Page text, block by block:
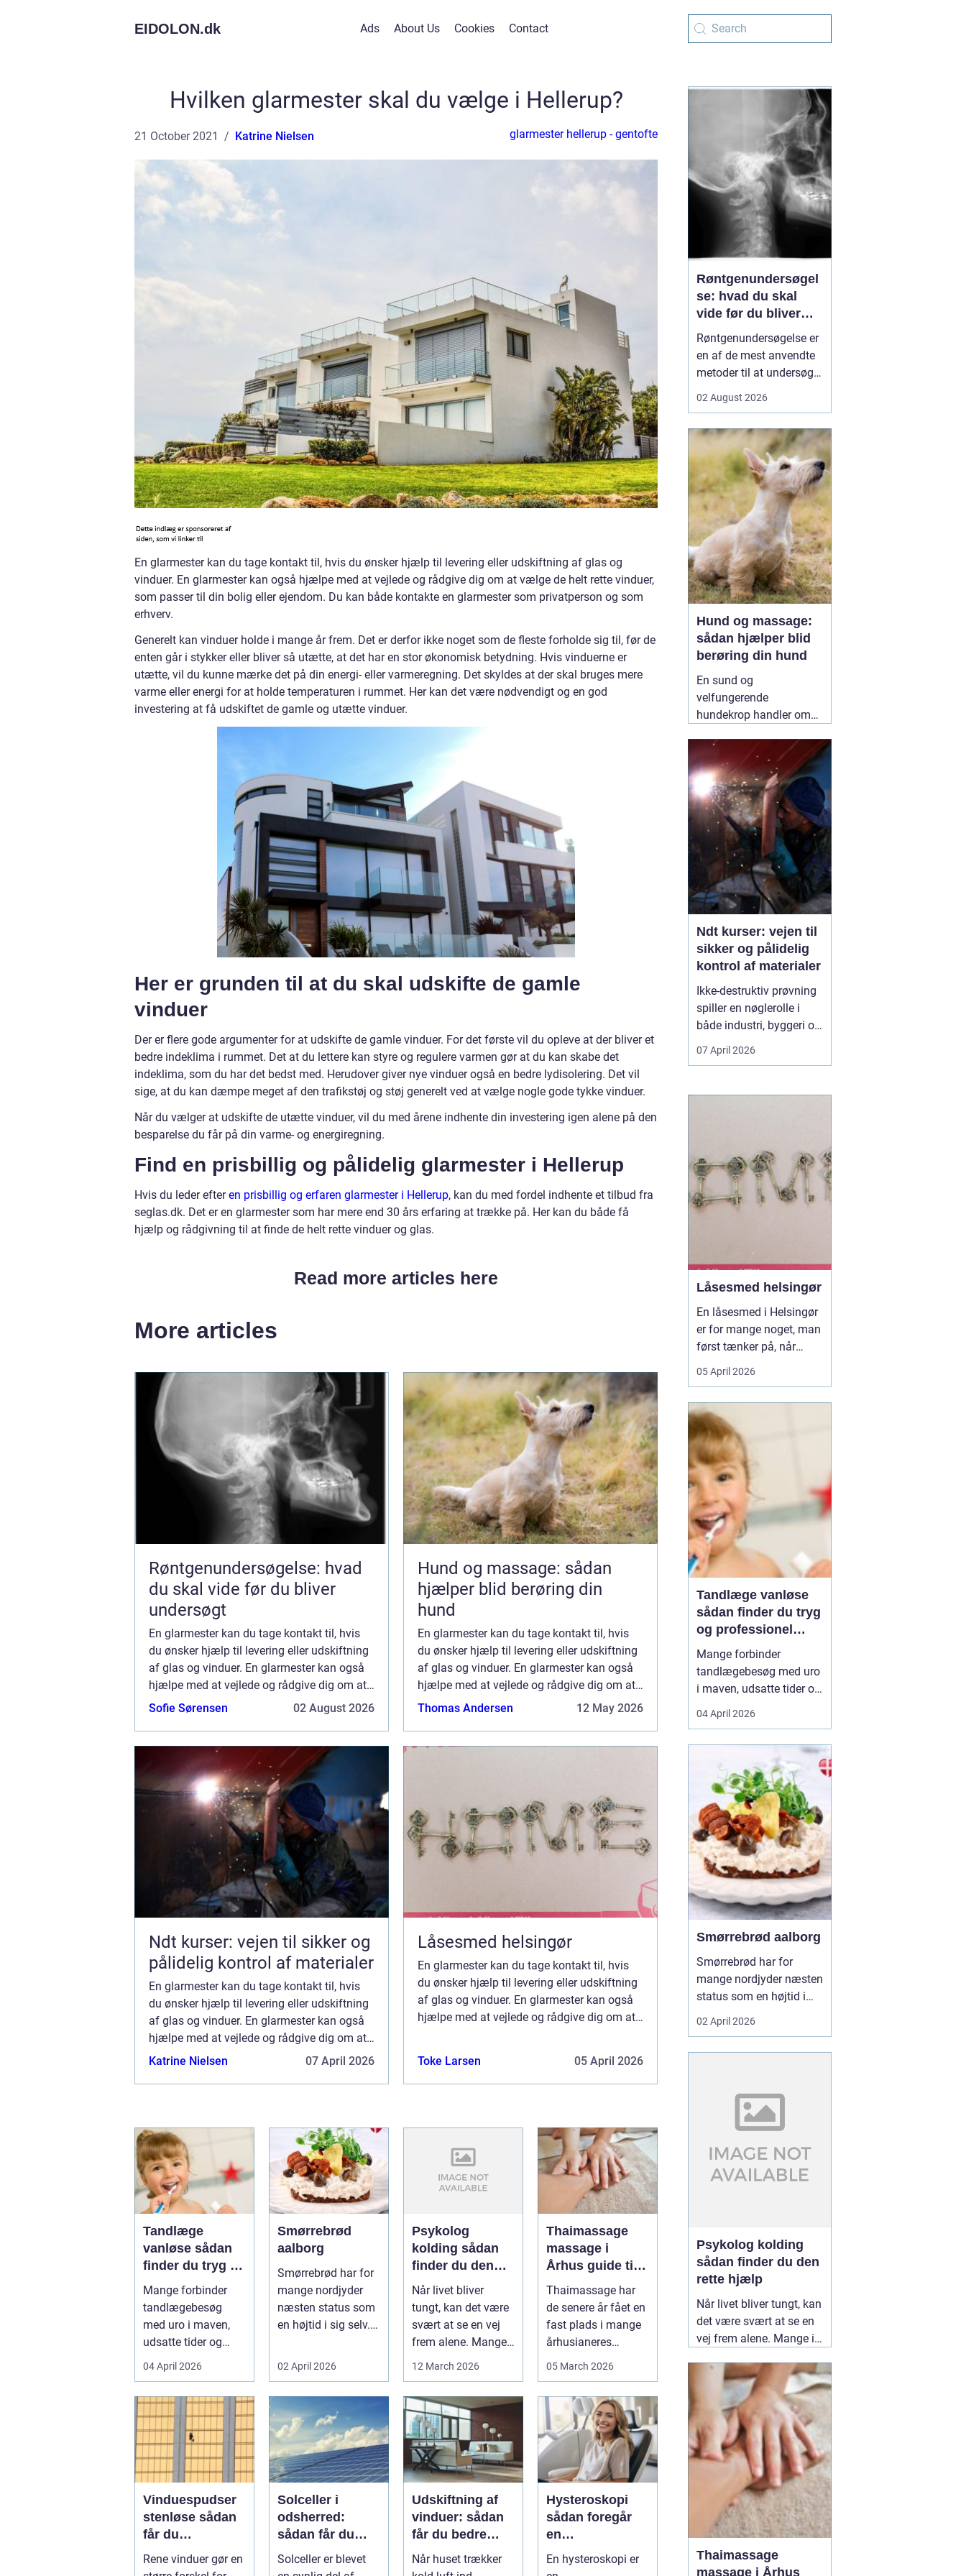
EIDOLON.dk Ads About Us Cookies Contact
Hvilken glarmester skal du vælge i Hellerup?
21 October 2021 Katrine Nielsen glarmester hellerup - gentofte
En glarmester kan du tage kontakt til, hvis du ønsker hjælp til levering eller udskiftning af glas og
vinduer. En glarmester kan også hjælpe med at vejlede og rådgive dig om at vælge de helt rette vinduer,
som passer til din bolig eller ejendom. Du kan både kontakte en glarmester som privatperson og som
erhverv.
Generelt kan vinduer holde i mange år frem. Det er derfor ikke noget som de fleste forholde sig til, før de
enten går i stykker eller bliver så utætte, at det har en stor økonomisk betydning. Hvis vinduerne er
utætte, vil du kunne mærke det på din energi- eller varmeregning. Det skyldes at der skal bruges mere
varme eller energi for at holde temperaturen i rummet. Her kan det være nødvendigt og en god
investering at få udskiftet de gamle og utætte vinduer.
Her er grunden til at du skal udskifte de gamle
vinduer
Der er flere gode argumenter for at udskifte de gamle vinduer. For det første vil du opleve at der bliver et
bedre indeklima i rummet. Det at du lettere kan styre og regulere varmen gør at du kan skabe det
indeklima, som du har det bedst med. Herudover giver nye vinduer også en bedre lydisolering. Det vil
sige, at du kan dæmpe meget af den trafikstøj og støj generelt ved at vælge nogle gode tykke vinduer.
Når du vælger at udskifte de utætte vinduer, vil du med årene indhente din investering igen alene på den
besparelse du får på din varme- og energiregning.
Find en prisbillig og pålidelig glarmester i Hellerup
Hvis du leder efteren prisbillig og erfaren glarmester i Hellerup, kan du med fordel indhente et tilbud fra
seglas.dk. Det er en glarmester som har mere end 30 års erfaring at trække på. Her kan du både få
hjælp og rådgivning til at finde de helt rette vinduer og glas.
Read more articles here
More articles
Røntgenundersøgelse: hvad
du skal vide før du bliver
undersøgt
En glarmester kan du tage kontakt til, hvis
du ønsker hjælp til levering eller udskiftning
af glas og vinduer. En glarmester kan også
hjælpe med at vejlede og rådgive dig om at
vælge de helt rette vinduer, som pas...
Sofie Sørensen 02 August 2026
Hund og massage: sådan
hjælper blid berøring din
hund
En glarmester kan du tage kontakt til, hvis
du ønsker hjælp til levering eller udskiftning
af glas og vinduer. En glarmester kan også
hjælpe med at vejlede og rådgive dig om at
vælge de helt rette vinduer, som pas...
Thomas Andersen 12 May 2026
Ndt kurser: vejen til sikker og
pålidelig kontrol af materialer
En glarmester kan du tage kontakt til, hvis
du ønsker hjælp til levering eller udskiftning
af glas og vinduer. En glarmester kan også
hjælpe med at vejlede og rådgive dig om at
vælge de helt rette vinduer, som pas...
Katrine Nielsen 07 April 2026
Låsesmed helsingør
En glarmester kan du tage kontakt til, hvis
du ønsker hjælp til levering eller udskiftning
af glas og vinduer. En glarmester kan også
hjælpe med at vejlede og rådgive dig om at
Toke Larsen
05 April 2026
Tandlæge
vanløse sådan
finder du tryg og
professionel
tandpleje
Mange forbinder
tandlægebesøg
med uro i maven,
udsatte tider og
uoverskuelige priser.
04 April 2026
Smørrebrød
aalborg
Smørrebrød har for
mange nordjyder
næsten status som
en højtid i sig selv.
rugbrød me...
02 April 2026
Psykolog
kolding sådan
finder du den
rette hjælp
Når livet bliver
tungt, kan det være
svært at se en vej
frem alene. Mange i
Kolding og omegn
12 March 2026
Thaimassage
massage i
Århus guide til
afslapning,
smidighed og
bedre velvære
Thaimassage har
de senere år fået en
fast plads i mange
århusianeres
hverdag. Flere
05 March 2026
Vinduespudser
stenløse sådan
får du
skinnende rene
ruder året rundt
Rene vinduer gør en
Solceller i
odsherred:
sådan får du
mest ud af solen
Solceller er blevet
Udskiftning af
vinduer: sådan
får du bedre
indeklima og
lavere
Når huset trækker
Hysteroskopi
sådan foregår
en
kikkertundersøg
else af
En hysteroskopi er
Røntgenundersøgel
se: hvad du skal
vide før du bliver
undersøgt
Røntgenundersøgelse er
en af de mest anvendte
metoder til at undersøge
kroppen på en hurtig og
mennesker møder før
eller siden denne
undersøgelsesform i
forbindelse med ulykker,
smerter i led eller ryg, e...
02 August 2026
Hund og massage:
sådan hjælper blid
berøring din hund
En sund og
velfungerende
hundekrop handler om
og legetid. Mange
hundeejere oplever, at
deres hund bliver stiv,
øm eller ændrer adfærd
uden en tydelig årsag.
Her kan12 May 2026
Ndt kurser: vejen til
sikker og pålidelig
kontrol af materialer
Ikke-destruktiv prøvning
spiller en nøglerolle i
både industri, byggeri og
energisektoren. Når du
arbejder med
udstyr, konstruktioner
til belastningen uden at
d...
07 April 2026
Låsesmed helsingør
En låsesmed i Helsingør
er for mange noget, man
først tænker på, når
uheldet er ude. Du står
foran hoveddøren,
køkkenbordet, eller låsen
har sat sig fast midt om
natten. Her er en kort
forklaring, som kan
hjælpe, når du søger
efter h...
05 April 2026
Tandlæge vanløse
sådan finder du tryg
og professionel
tandpleje
Mange forbinder
tandlægebesøg med uro
i maven, udsatte tider og
uoverskuelige priser.
Samtidig ved de fleste
mund er for både
helbred og velvære. Når
dusøger efter tandlæge
vanløs...
04 April 2026
Smørrebrød aalborg
Smørrebrød har for
mange nordjyder næsten
status som en højtid i
sig selv. Et godt stykke
rugbrød med sprød
hverdag til noget særligt.
I Aalborg er interessen
for klassisk dansk f...
02 April 2026
Psykolog kolding
sådan finder du den
rette hjælp
Når livet bliver tungt, kan
det være svært at se en
vej frem alene. Mange i
professionel støtte, når
mistrivsel, stress eller
konflikter i nære
relationer fylder for
meget. En12 March
2026
Thaimassage
massage i Århus